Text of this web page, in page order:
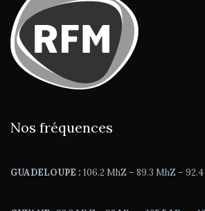
Nos fréquences
GUADELOUPE : 106.2 MhZ – 89.3 MhZ –